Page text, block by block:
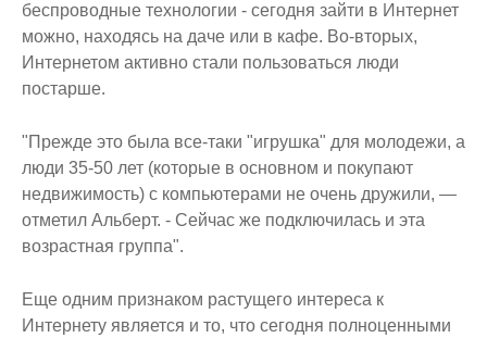
беспроводные технологии - сегодня зайти в Интернет
можно, находясь на даче или в кафе. Во-вторых,
Интернетом активно стали пользоваться люди
постарше.
"Прежде это была все-таки "игрушка" для молодежи, а
люди 35-50 лет (которые в основном и покупают
недвижимость) с компьютерами не очень дружили, —
отметил Альберт. - Сейчас же подключилась и эта
возрастная группа".
Еще одним признаком растущего интереса к
Интернету является и то, что сегодня полноценными